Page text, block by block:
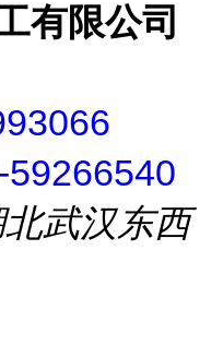
有限公司
北武汉东西